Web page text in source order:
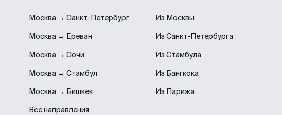
Москва → Санкт-Петербург
Москва → Ереван
Москва → Сочи
Москва → Стамбул
Москва → Бишкек
Все направления
Из Москвы
Из Санкт-Петербурга
Из Стамбула
Из Бангкока
Из Парижа